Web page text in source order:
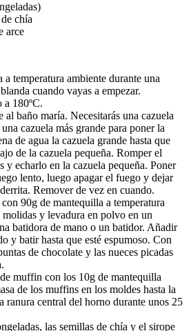
chía
arce
temperatura ambiente durante una
cuando vayas a empezar.
a 180ºC.
al baño maría. Necesitarás una cazuela
cazuela más grande para poner la
de agua la cazuela grande hasta que
de la cazuela pequeña. Romper el
y echarlo en la cazuela pequeña. Poner
lento, luego apagar el fuego y dejar
Remover de vez en cuando.
90g de mantequilla a temperatura
molidas y levadura en polvo en un
batidora de mano o un batidor. Añadir
y batir hasta que esté espumoso. Con
de chocolate y las nueces picadas
muffin con los 10g de mantequilla
de los muffins en los moldes hasta la
ranura central del horno durante unos 25
las semillas de chía y el sirope